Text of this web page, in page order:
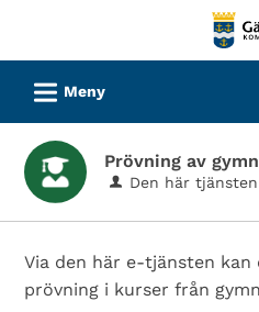
tjänster
Gävle
kommun
L Meny
Prövning av
Den här
Via den här e-tjänsten
prövning i kurser från